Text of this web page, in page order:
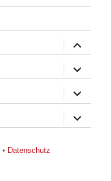
öffnen
öffnen
öffnen
öffnen
• Datenschutz